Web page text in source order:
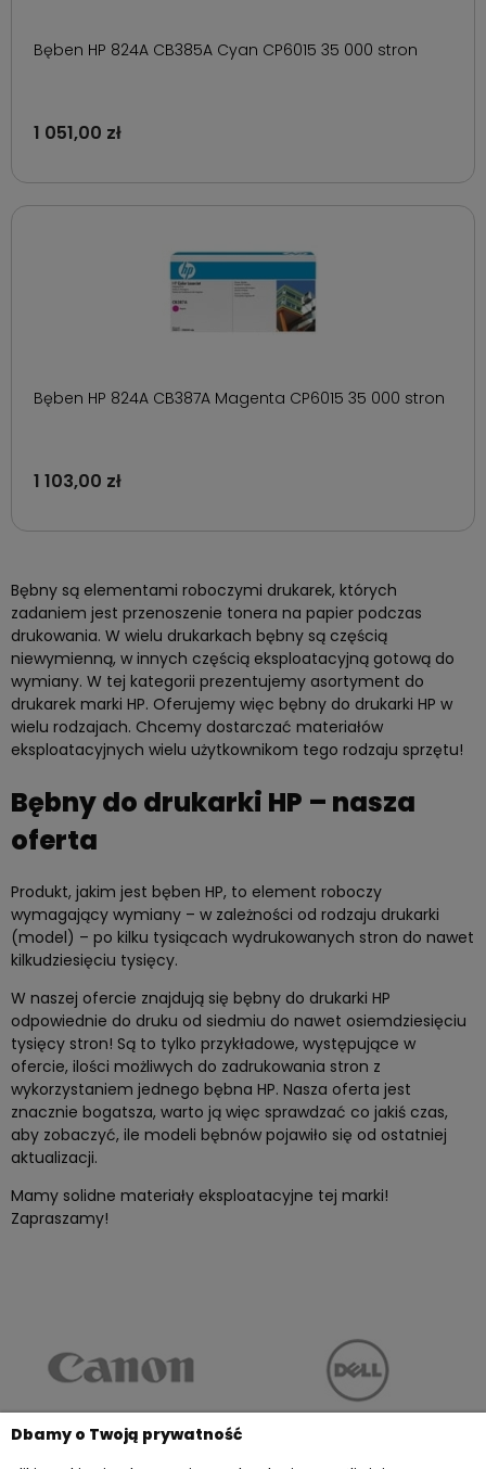
Bęben HP 824A CB385A Cyan CP6015 35 000 stron
1 051,00 zł
Bęben HP 824A CB387A Magenta CP6015 35 000 stron
1 103,00 zł
Bębny są elementami roboczymi drukarek, których
zadaniem jest przenoszenie tonera na papier podczas
drukowania. W wielu drukarkach bębny są częścią
niewymienną, w innych częścią eksploatacyjną gotową do
wymiany. W tej kategorii prezentujemy asortyment do
drukarek marki HP. Oferujemy więc bębny do drukarki HP w
wielu rodzajach. Chcemy dostarczać materiałów
eksploatacyjnych wielu użytkownikom tego rodzaju sprzętu!
Bębny do drukarki HP – nasza
oferta
Produkt, jakim jest bęben HP, to element roboczy
wymagający wymiany – w zależności od rodzaju drukarki
(model) – po kilku tysiącach wydrukowanych stron do nawet
kilkudziesięciu tysięcy.
W naszej ofercie znajdują się bębny do drukarki HP
odpowiednie do druku od siedmiu do nawet osiemdziesięciu
tysięcy stron! Są to tylko przykładowe, występujące w
ofercie, ilości możliwych do zadrukowania stron z
wykorzystaniem jednego bębna HP. Nasza oferta jest
znacznie bogatsza, warto ją więc sprawdzać co jakiś czas,
aby zobaczyć, ile modeli bębnów pojawiło się od ostatniej
aktualizacji.
Mamy solidne materiały eksploatacyjne tej marki!
Zapraszamy!
Dbamy o Twoją prywatność